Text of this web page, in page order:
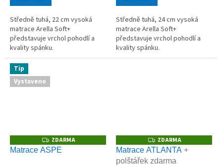
Středně tuhá, 22 cm vysoká
matrace Arella Soft+
představuje vrchol pohodlí a
kvality spánku.
Středně tuhá, 24 cm vysoká
matrace Arella Soft+
představuje vrchol pohodlí a
kvality spánku.
Tip
Vystaveno
Z
D
A
ZDARMA
Matrace ASPE
Z
D
A
R
ZDARMA
Matrace ATLANTA +
polštářek zdarma